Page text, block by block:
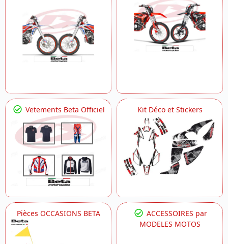
Vetements Beta Officiel Kit Déco et Stickers
Pièces OCCASIONS BETA
ACCESSOIRES par
MODELES MOTOS